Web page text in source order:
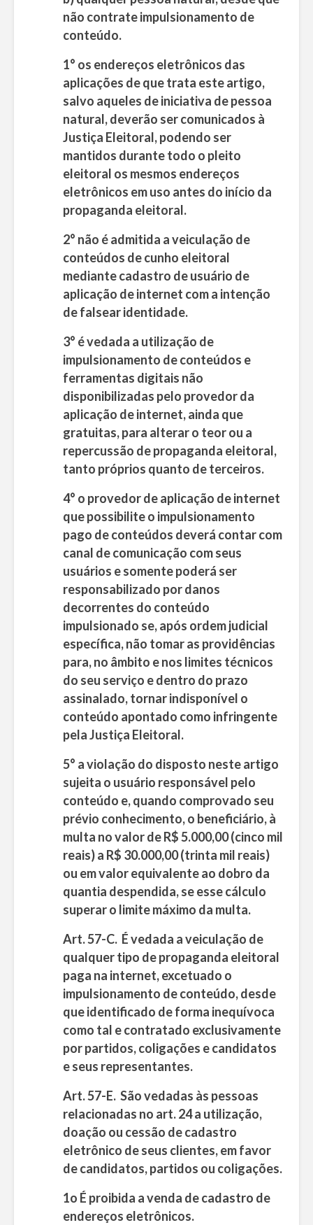
não contrate impulsionamento de
conteúdo.
1° os endereços eletrônicos das
aplicações de que trata este artigo,
salvo aqueles de iniciativa de pessoa
natural, deverão ser comunicados à
Justiça Eleitoral, podendo ser
mantidos durante todo o pleito
eleitoral os mesmos endereços
eletrônicos em uso antes do início da
propaganda eleitoral.
2° não é admitida a veiculação de
conteúdos de cunho eleitoral
mediante cadastro de usuário de
aplicação de internet com a intenção
de falsear identidade.
3° é vedada a utilização de
impulsionamento de conteúdos e
ferramentas digitais não
disponibilizadas pelo provedor da
aplicação de internet, ainda que
gratuitas, para alterar o teor ou a
repercussão de propaganda eleitoral,
tanto próprios quanto de terceiros.
4° o provedor de aplicação de internet
que possibilite o impulsionamento
pago de conteúdos deverá contar com
canal de comunicação com seus
usuários e somente poderá ser
responsabilizado por danos
decorrentes do conteúdo
impulsionado se, após ordem judicial
específica, não tomar as providências
para, no âmbito e nos limites técnicos
do seu serviço e dentro do prazo
assinalado, tornar indisponível o
conteúdo apontado como infringente
pela Justiça Eleitoral.
5° a violação do disposto neste artigo
sujeita o usuário responsável pelo
conteúdo e, quando comprovado seu
prévio conhecimento, o beneficiário, à
multa no valor de R$ 5.000,00 (cinco mil
reais) a R$ 30.000,00 (trinta mil reais)
ou em valor equivalente ao dobro da
quantia despendida, se esse cálculo
superar o limite máximo da multa.
Art. 57-C. É vedada a veiculação de
qualquer tipo de propaganda eleitoral
paga na internet, excetuado o
impulsionamento de conteúdo, desde
que identificado de forma inequívoca
como tal e contratado exclusivamente
por partidos, coligações e candidatos
e seus representantes.
Art. 57-E. São vedadas às pessoas
relacionadas no art. 24 a utilização,
doação ou cessão de cadastro
eletrônico de seus clientes, em favor
de candidatos, partidos ou coligações.
1o É proibida a venda de cadastro de
endereços eletrônicos.